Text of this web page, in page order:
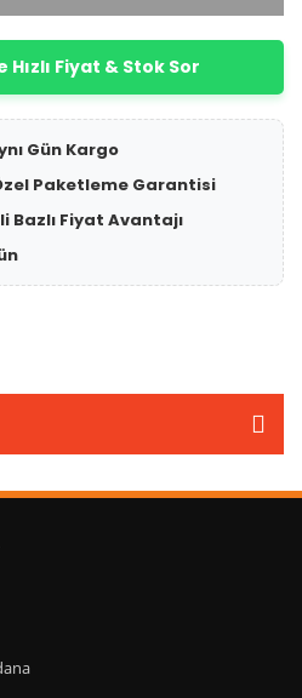
Fiyat & Stok Sor
Gün Kargo
Paketleme Garantisi
Bazlı Fiyat Avantajı